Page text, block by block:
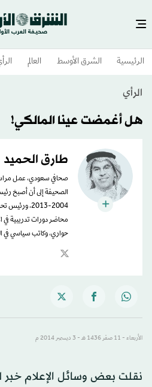
الرئيسية الشرق الأوسط​ العالم
الرأي
هل أغمضت عينا المالكي!
طارق الحميد
صحافي سعودي، عمل
الصحيفة إلى أن أصبحَ
2004-2013،
محاضر دورات تدريبية في
حواري، وكاتب سياسي في
الأربعاء - 11 صفَر 1436 هـ - 3 ديسمبر 2014 م
نقلت بعض وسائل الإعلام خبر